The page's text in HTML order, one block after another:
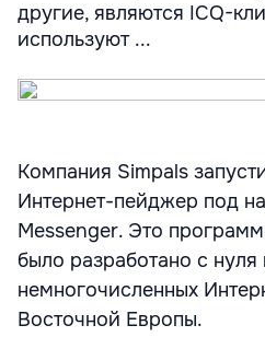
другие, являются ICQ-
используют ...
Компания Simpals
Интернет-пейджер под
Messenger. Это
было разработано с
немногочисленных
Восточной Европы.